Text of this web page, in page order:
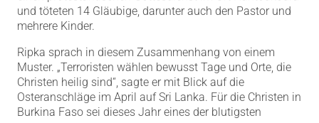
und töteten 14 Gläubige, darunter auch den Pastor und
mehrere Kinder.
Ripka sprach in diesem Zusammenhang von einem
Muster. „Terroristen wählen bewusst Tage und Orte, die
Christen heilig sind“, sagte er mit Blick auf die
Osteranschläge im April auf Sri Lanka. Für die Christen in
Burkina Faso sei dieses Jahr eines der blutigsten